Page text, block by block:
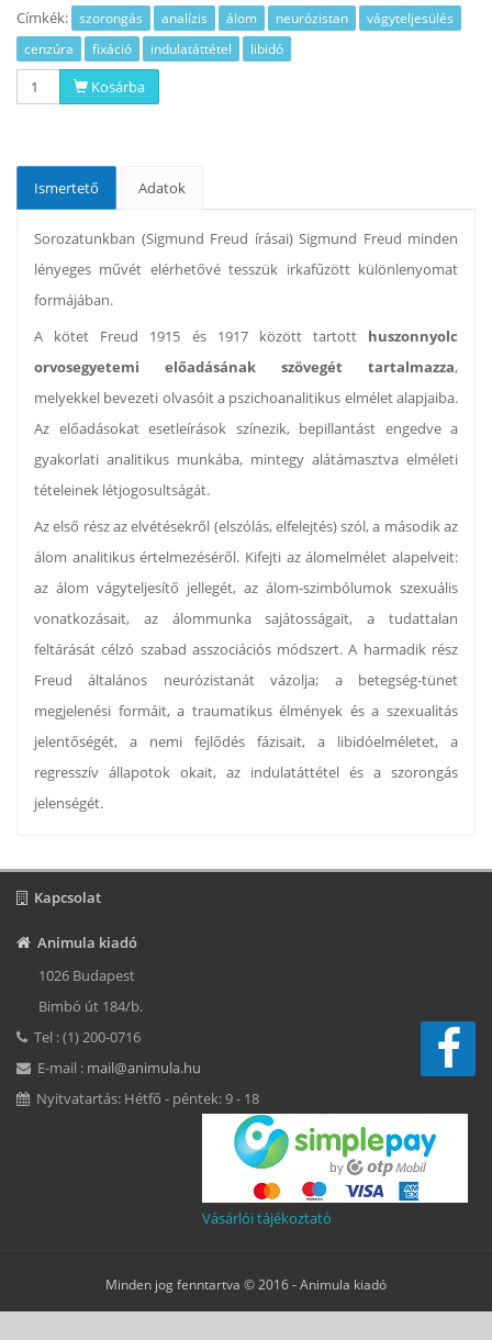
Címkék: szorongás analízis álom neurózistan
vágyteljesülés
cenzúra
fixáció indulatáttétel libidó
Kosárba
Ismertető Adatok
Sorozatunkban (Sigmund Freud írásai) Sigmund Freud minden
lényeges művét elérhetővé tesszük irkafűzött különlenyomat
formájában.
A kötet Freud 1915 és 1917 között tartott huszonnyolc
orvosegyetemi előadásának szövegét tartalmazza,
melyekkel bevezeti olvasóit a pszichoanalitikus elmélet alapjaiba.
Az előadásokat esetleírások színezik, bepillantást engedve a
gyakorlati analitikus munkába, mintegy alátámasztva elméleti
tételeinek létjogosultságát.
Az első rész az elvétésekről (elszólás, elfelejtés) szól, a második az
álom analitikus értelmezéséről. Kifejti az álomelmélet alapelveit:
az álom vágyteljesítő jellegét, az álom-szimbólumok szexuális
vonatkozásait, az álommunka sajátosságait, a tudattalan
feltárását célzó szabad asszociációs módszert. A harmadik rész
Freud általános neurózistanát vázolja; a betegség-tünet
megjelenési formáit, a traumatikus élmények és a szexualitás
jelentőségét, a nemi fejlődés fázisait, a libidóelméletet, a
regresszív állapotok okait, az indulatáttétel és a szorongás
jelenségét.
Kapcsolat
Animula kiadó
1026 Budapest
Bimbó út 184/b.
Tel : (1) 200-0716
E-mail : mail@animula.hu
Nyitvatartás: Hétfő - péntek: 9 - 18
Vásárlói tájékoztató
Minden jog fenntartva © 2016 -Animula kiadó